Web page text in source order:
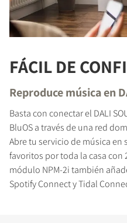
FÁCIL DE
Reproduce música en
Basta con conectar el DALI
BluOS a través de una red
Abre tu servicio de música
favoritos por toda la casa con
módulo NPM-2i también
Spotify Connect y Tidal